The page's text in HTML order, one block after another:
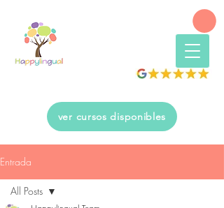
ver cursos disponibles
Entrada
All Posts